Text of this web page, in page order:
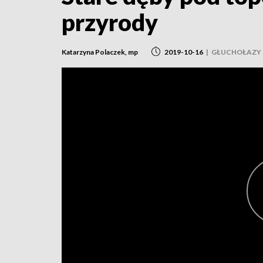
przyrody
Katarzyna Polaczek, mp 2019-10-16 | GŁUCHOŁAZY